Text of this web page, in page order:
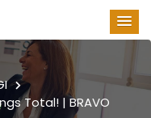
Total! | BRAVO